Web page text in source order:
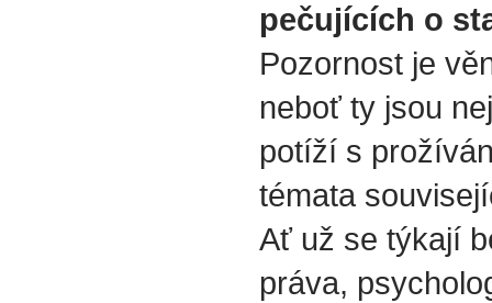
pečujících o
Pozornost je
neboť ty jsou
potíží s
témata
Ať už se týkají
práva,